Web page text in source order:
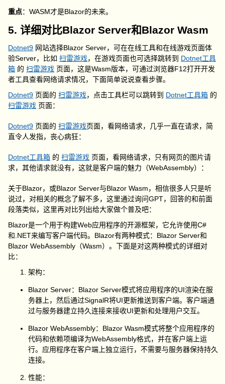
重点：WASM才是Blazor的未来。
5. 详细对比Blazor Server和Blazor Wasm
Dotnet9 网站选择Blazor Server，可在在线工具和在线游戏页面体
验Server，比如扫雷游戏，在游戏页面也可选择跳转到 Dotnet工具
箱 的扫雷游戏 页面，这是Wasm版本，可通过浏览器F12打开开发
者工具查看网络请求情况，下面简单说说查看步骤。
Dotnet9 页面的扫雷游戏，点击工具栏可以跳转到 Dotnet工具箱 的
扫雷游戏 页面：
Dotnet9 页面的扫雷游戏页面，看网络请求，几乎一直在请求，简
直令人发指，丧心病狂：
Dotnet工具箱 的扫雷游戏 页面，看网络请求，只有网页的图片请
求，其他请求就没有，这就是客户端的魅力（WebAssembly）：
关于Blazor，或Blazor Server与Blazor Wasm，相信很多人只是听
说过，对相关的概念了解不多，这里通过询问GPT，回答的和前面
段落类似，这里再对比列出给大家做个普及吧：
Blazor是一个用于构建Web应用程序的开源框架，它允许使用C#
和.NET来编写客户端代码。Blazor有两种模式：Blazor Server和
Blazor WebAssembly（Wasm）。下面是对这两种模式的详细对
比：
架构：
Blazor Server：Blazor Server模式将应用程序的UI渲染在服
务器上，然后通过SignalR将UI更新推送到客户端。客户端通
过与服务器建立持久连接来接收UI更新和处理用户交互。
Blazor WebAssembly：Blazor Wasm模式将整个应用程序的
代码和依赖项编译为WebAssembly格式，并在客户端上运
行。应用程序在客户端上独立运行，不需要与服务器保持持久
连接。
性能：